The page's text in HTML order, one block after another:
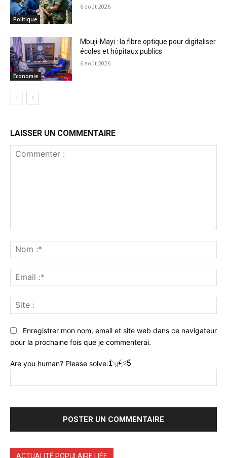
Politique
6 août 2026
Économie
Mbuji-Mayi : la fibre optique pour digitaliser
écoles et hôpitaux publics
6 août 2026
LAISSER UN COMMENTAIRE
:*
:*
:
Enregistrer mon nom, email et site web dans ce navigateur
pour la prochaine fois que je commenterai.
Are you human? Please solve:
ACTUALITÉ POPULAIRE LIÉE